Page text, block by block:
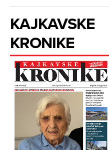
KAJKAVSKE
KRONIKE